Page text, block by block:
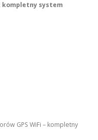
kompletny system
GPS WiFi – kompletny